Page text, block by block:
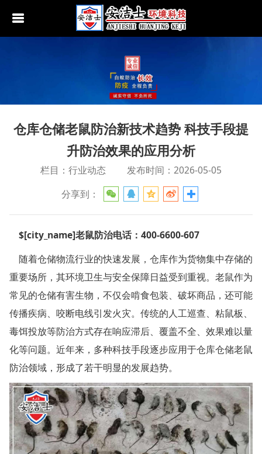
江阴白蚁防治
张家港白蚁防治
昆山白蚁防治
太仓白蚁防治
常州白蚁防治
溧阳白蚁防治
南通白蚁防治
如东白蚁防治
启东白蚁防治
如皋白蚁防治
仓库仓储老鼠防治新技术趋势 科技手段提
升防治效果的应用分析
栏目：行业动态
发布时间：2026-05-05
分享到：
$[city_name]老鼠防治电话：400-6600-607
随着仓储物流行业的快速发展，仓库作为货物集中存储的
重要场所，其环境卫生与安全保障日益受到重视。老鼠作为
常见的仓储有害生物，不仅会啃食包装、破坏商品，还可能
传播疾病、咬断电线引发火灾。传统的人工巡查、粘鼠板、
毒饵投放等防治方式存在响应滞后、覆盖不全、效果难以量
化等问题。近年来，多种科技手段逐步应用于仓库仓储老鼠
防治领域，形成了若干明显的发展趋势。